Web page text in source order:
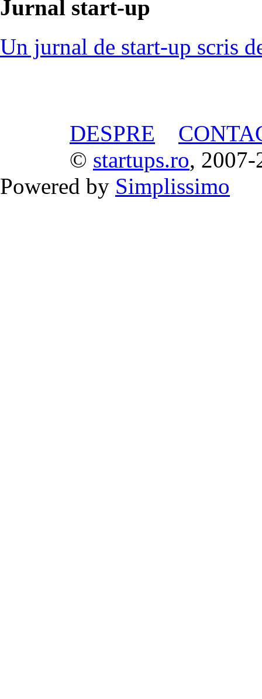
Jurnal start-up
Un jurnal de start-up scris
DESPRE
© startups.ro, 2007-
Powered by Simplissimo